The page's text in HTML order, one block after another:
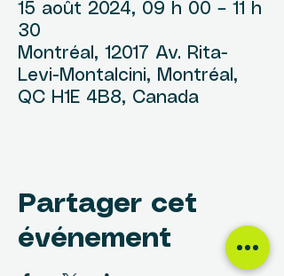
15 août 2024, 09 h 00 – 11 h
30
Montréal, 12017 Av. Rita-
Levi-Montalcini, Montréal,
QC H1E 4B8, Canada
Partager cet
événement